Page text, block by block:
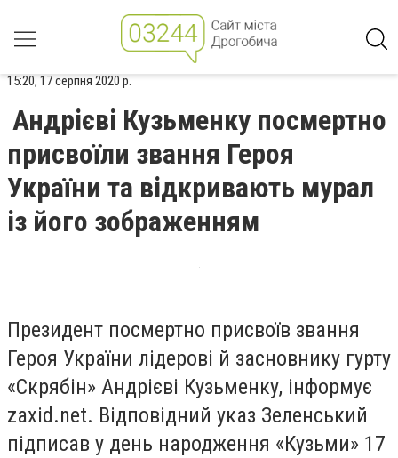
15:20, 17 серпня 2020 р.
Андрієві Кузьменку посмертно
присвоїли звання Героя
України та відкривають мурал
із його зображенням
Президент посмертно присвоїв звання
Героя України лідерові й засновнику гурту
«Скрябін» Андрієві Кузьменку, інформує
zaxid.net. Відповідний указ Зеленський
підписав у день народження «Кузьми» 17